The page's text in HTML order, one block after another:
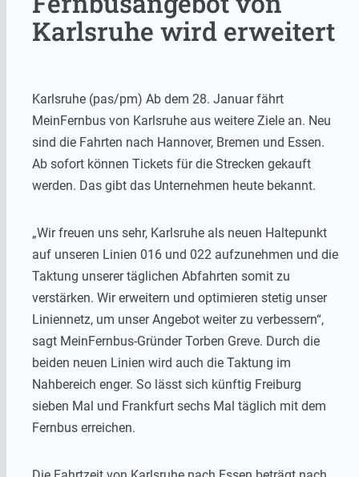
Karlsruhe wird erweitert
Karlsruhe (pas/pm) Ab dem 28. Januar fährt
MeinFernbus von Karlsruhe aus weitere Ziele an. Neu
sind die Fahrten nach Hannover, Bremen und Essen.
Ab sofort können Tickets für die Strecken gekauft
werden. Das gibt das Unternehmen heute bekannt.
„Wir freuen uns sehr, Karlsruhe als neuen Haltepunkt
auf unseren Linien 016 und 022 aufzunehmen und die
Taktung unserer täglichen Abfahrten somit zu
verstärken. Wir erweitern und optimieren stetig unser
Liniennetz, um unser Angebot weiter zu verbessern“,
sagt MeinFernbus-Gründer Torben Greve. Durch die
beiden neuen Linien wird auch die Taktung im
Nahbereich enger. So lässt sich künftig Freiburg
sieben Mal und Frankfurt sechs Mal täglich mit dem
Fernbus erreichen.